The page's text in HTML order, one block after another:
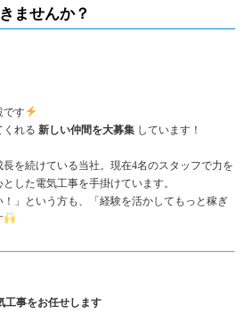
きませんか？
です
くれる 新しい仲間を大募集 しています！
を続けている当社。現在4名のスタッフで力を
した電気工事を手掛けています。
！」という方も、「経験を活かしてもっと稼ぎ
工事をお任せします